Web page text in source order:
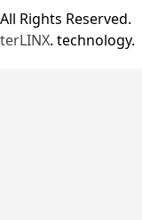
All Rights Reserved.
. technology.